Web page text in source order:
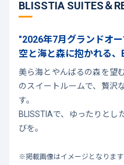
BLISSTIA SUITES＆
"2026年7月グランドオ
空と海と森に抱かれる
美ら海とやんばるの森を望
のスイートルームで、贅沢
す。
BLISSTIAで、ゆったりと
びを。
※掲載画像はイメージとなります